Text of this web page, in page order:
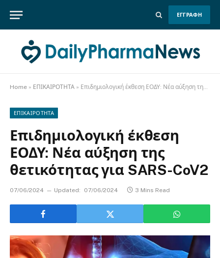
ΕΓΓΡΑΦΗ
Home » ΕΠΙΚΑΙΡΟΤΗΤΑ » Επιδημιολογική έκθεση ΕΟΔΥ: Νέα αύξηση της θετικότητας για SARS-CoV2
ΕΠΙΚΑΙΡΟΤΗΤΑ
Επιδημιολογική έκθεση
ΕΟΔΥ: Νέα αύξηση της
θετικότητας για SARS-CoV2
07/06/2024 Updated: 07/06/2024 3 Mins Read